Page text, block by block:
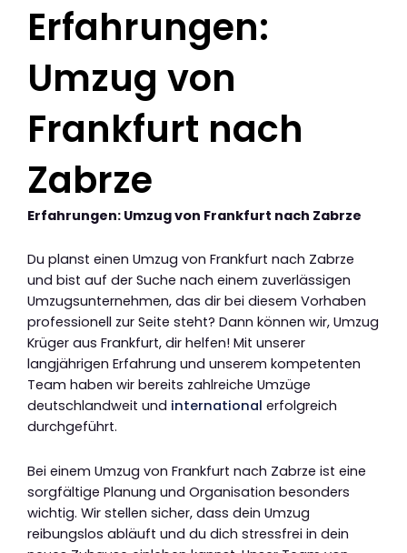
Erfahrungen:
Umzug von
Frankfurt nach
Zabrze
Erfahrungen: Umzug von Frankfurt nach Zabrze
Du planst einen Umzug von Frankfurt nach Zabrze
und bist auf der Suche nach einem zuverlässigen
Umzugsunternehmen, das dir bei diesem Vorhaben
professionell zur Seite steht? Dann können wir, Umzug
Krüger aus Frankfurt, dir helfen! Mit unserer
langjährigen Erfahrung und unserem kompetenten
Team haben wir bereits zahlreiche Umzüge
deutschlandweit und international erfolgreich
durchgeführt.
Bei einem Umzug von Frankfurt nach Zabrze ist eine
sorgfältige Planung und Organisation besonders
wichtig. Wir stellen sicher, dass dein Umzug
reibungslos abläuft und du dich stressfrei in dein